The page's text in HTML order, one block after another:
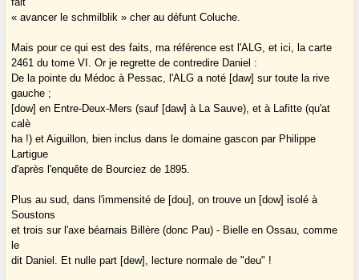
« avancer le schmilblik » cher au défunt Coluche.
Mais pour ce qui est des faits, ma référence est l'ALG, et ici, la carte
2461 du tome VI. Or je regrette de contredire Daniel :
De la pointe du Médoc à Pessac, l'ALG a noté [daw] sur toute la rive
gauche ;
[dow] en Entre-Deux-Mers (sauf [daw] à La Sauve), et à Lafitte (qu'at
calè
ha !) et Aiguillon, bien inclus dans le domaine gascon par Philippe
Lartigue
d'après l'enquête de Bourciez de 1895.
Plus au sud, dans l'immensité de [dou], on trouve un [dow] isolé à
Soustons
et trois sur l'axe béarnais Billère (donc Pau) - Bielle en Ossau, comme
le
dit Daniel. Et nulle part [dew], lecture normale de "deu" !